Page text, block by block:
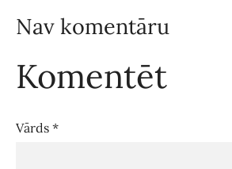
Nav komentāru
Komentēt
Vārds *